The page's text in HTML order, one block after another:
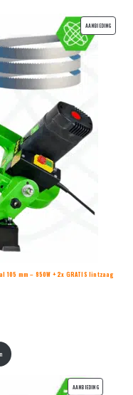
AANBIEDINGPRODUCT
105 mm – 850W + 2x GRATIS lintzaag
AANBIEDINGPRODUCT